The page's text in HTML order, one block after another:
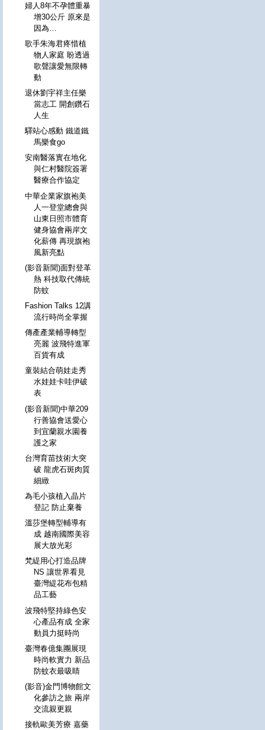
婦人8年不孕體重暴
增30公斤 原來是
因為…
歌手朱海君疼惜植
物人家庭 盼透過
歌聲讓愛無限轉
動
退休劉宇祥主任樂
當志工 開創鑽石
人生
驛站心感動 鐵道鐵
馬樂食go
安南醫落實在地化
與仁村醫院簽署
醫療合作協定
中華企業家旗袍美
人一登堂總會與
山東日照市體育
健身協會兩岸文
化薪傳 再現旗袍
風新亮點
(影音新聞)面對登革
熱 科技取代傳統
防蚊
Fashion Talks 12講
流行時尚全掌握
傳產產業輔導轉型
亮麗 波飛特進軍
百貨有成
童裝結合萌娃走秀
水娃娃卡哇伊破
表
(影音新聞)中華209
行善協會送愛心
到宜蘭親水園養
護之家
台灣育苗技術大突
破 龍虎石斑肉質
細緻
為毛小孩植入晶片
登記 防止棄養
溫莎堡轉型輔導有
成 越南國際美容
展大放光彩
梵緹用心打造品牌
NS 讓世界看見
臺灣緹花布包精
品工藝
波飛特堅持綠色安
心產品有成 全家
動員力挺時尚
臺灣春億集團展現
時尚軟實力 新品
防蚊衣最吸睛
(影音)金門博物館文
化參訪之旅 兩岸
交流親更親
接軌歐美芳療 嘉藥